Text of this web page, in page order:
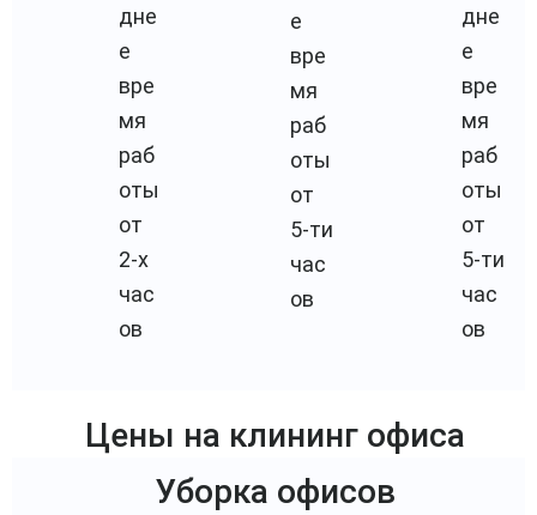
дне
е
вре
мя
раб
оты
от
2-х
час
ов
е
вре
мя
раб
оты
от
5-ти
час
ов
дне
е
вре
мя
раб
оты
от
5-ти
час
ов
Цены на клининг офиса
Уборка офисов